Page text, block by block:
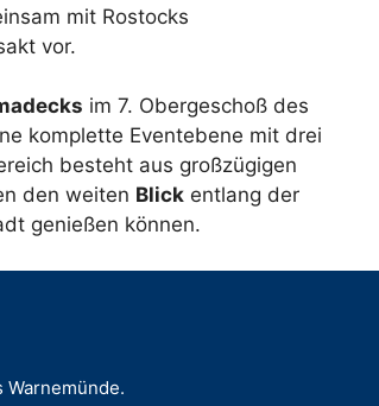
mit Rostocks
vor.
im 7. Obergeschoß des
komplette Eventebene mit drei
besteht aus großzügigen
den weiten Blick entlang der
genießen können.